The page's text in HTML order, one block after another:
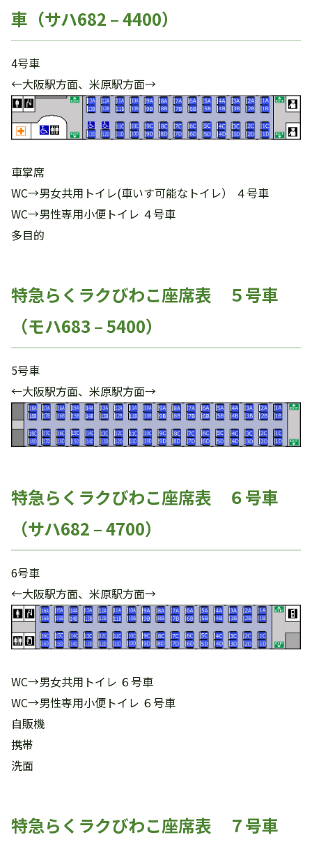
車（サハ682 – 4400）
4号車
←大阪駅方面、米原駅方面→
車掌席
WC→男女共用トイレ(車いす可能なトイレ） ４号車
WC→男性専用小便トイレ ４号車
多目的
特急らくラクびわこ座席表 ５号車
（モハ683 – 5400）
5号車
←大阪駅方面、米原駅方面→
特急らくラクびわこ座席表 ６号車
（サハ682 – 4700）
6号車
←大阪駅方面、米原駅方面→
WC→男女共用トイレ ６号車
WC→男性専用小便トイレ ６号車
自販機
携帯
洗面
特急らくラクびわこ座席表 ７号車